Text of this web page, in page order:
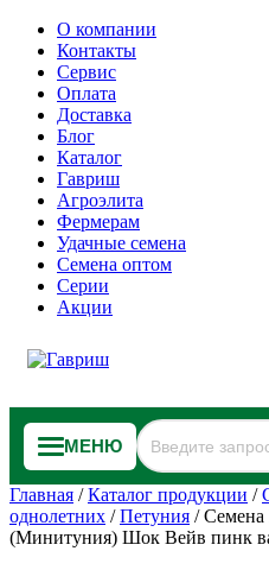
О компании
Контакты
Сервис
Оплата
Доставка
Блог
Каталог
Гавриш
Агроэлита
Фермерам
Удачные семена
Семена оптом
Серии
Акции
МЕНЮ
Главная /Каталог продукции /
однолетних /Петуния /Семена
(Минитуния) Шок Вейв пинк